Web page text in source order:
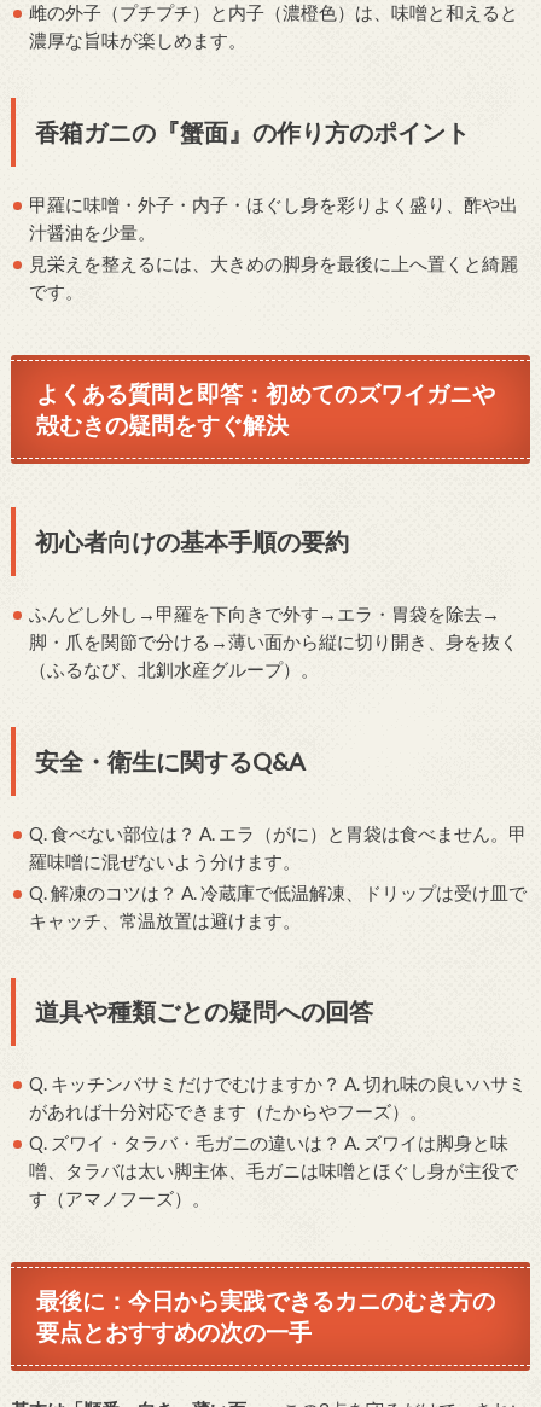
雌の外子（プチプチ）と内子（濃橙色）は、味噌と和えると
濃厚な旨味が楽しめます。
香箱ガニの『蟹面』の作り方のポイント
甲羅に味噌・外子・内子・ほぐし身を彩りよく盛り、酢や出
汁醤油を少量。
見栄えを整えるには、大きめの脚身を最後に上へ置くと綺麗
です。
よくある質問と即答：初めてのズワイガニや
殻むきの疑問をすぐ解決
初心者向けの基本手順の要約
ふんどし外し→甲羅を下向きで外す→エラ・胃袋を除去→
脚・爪を関節で分ける→薄い面から縦に切り開き、身を抜く
（ふるなび、北釧水産グループ）。
安全・衛生に関するQ&A
Q. 食べない部位は？ A. エラ（がに）と胃袋は食べません。甲
羅味噌に混ぜないよう分けます。
Q. 解凍のコツは？ A. 冷蔵庫で低温解凍、ドリップは受け皿で
キャッチ、常温放置は避けます。
道具や種類ごとの疑問への回答
Q. キッチンバサミだけでむけますか？ A. 切れ味の良いハサミ
があれば十分対応できます（たからやフーズ）。
Q. ズワイ・タラバ・毛ガニの違いは？ A. ズワイは脚身と味
噌、タラバは太い脚主体、毛ガニは味噌とほぐし身が主役で
す（アマノフーズ）。
最後に：今日から実践できるカニのむき方の
要点とおすすめの次の一手